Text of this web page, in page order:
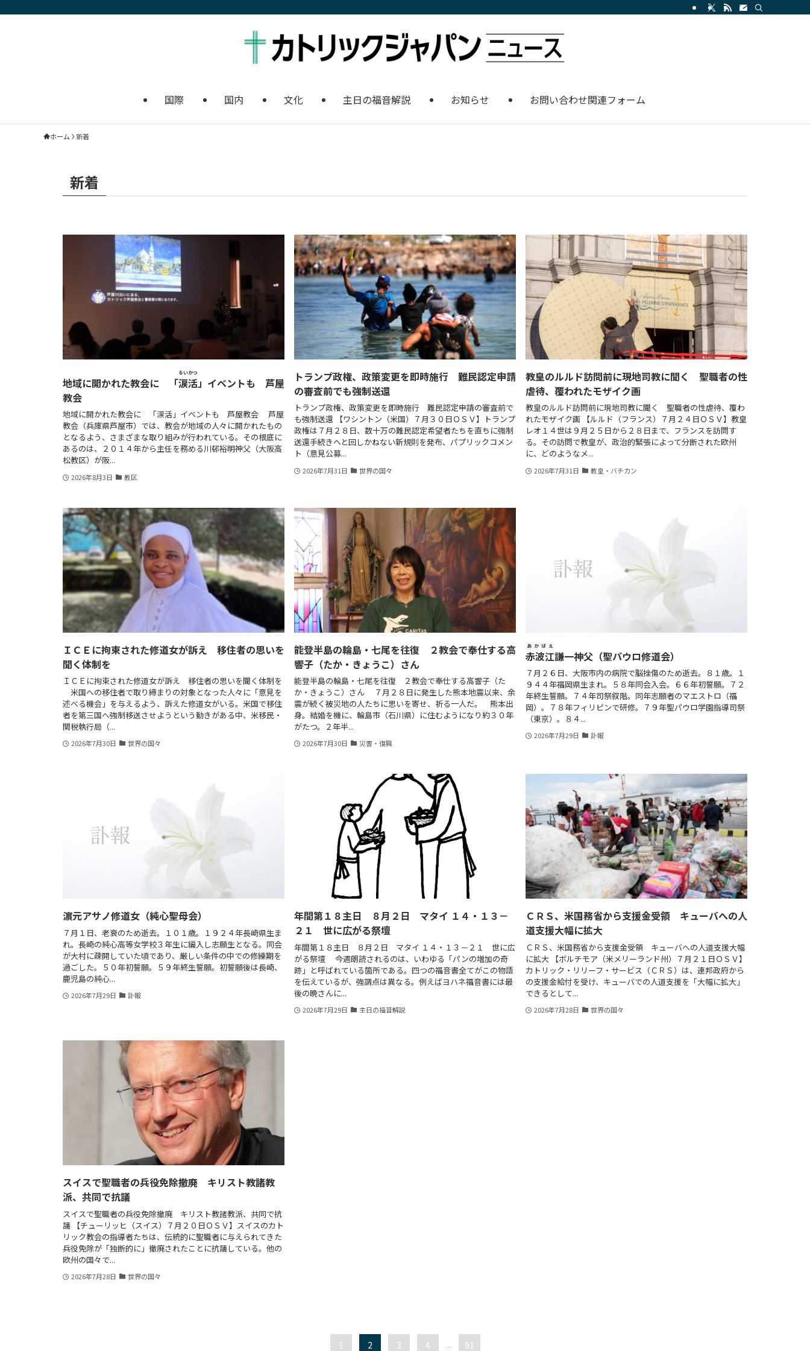
国際 国内 文化 主日の福音解説 お知らせ お問い合わせ関連フォーム
ホーム 新着
新着
地域に開かれた教会に 「涙活
るいかつ
」イベントも 芦屋
教会
地域に開かれた教会に 「涙活」イベントも 芦屋教会 芦屋
教会（兵庫県芦屋市）では、教会が地域の人々に開かれたもの
となるよう、さまざまな取り組みが行われている。その根底に
あるのは、２０１４年から主任を務める川邨裕明神父（大阪高
松教区）が阪...
2026年8月3日 教区
トランプ政権、政策変更を即時施行 難民認定申請
の審査前でも強制送還
トランプ政権、政策変更を即時施行 難民認定申請の審査前で
も強制送還 【ワシントン（米国）７月３０日ＯＳＶ】トランプ
政権は７月２８日、数十万の難民認定希望者たちを直ちに強制
送還手続きへと回しかねない新規則を発布、パプリックコメン
ト（意見公募...
2026年7月31日 世界の国々
教皇のルルド訪問前に現地司教に聞く 聖職者の性
虐待、覆われたモザイク画
教皇のルルド訪問前に現地司教に聞く 聖職者の性虐待、覆わ
れたモザイク画 【ルルド（フランス）７月２４日ＯＳＶ】教皇
レオ１４世は９月２５日から２８日まで、フランスを訪問す
る。その訪問で教皇が、政治的緊張によって分断された欧州
に、どのようなメ...
2026年7月31日 教皇・バチカン
ＩＣＥに拘束された修道女が訴え 移住者の思いを
聞く体制を
ＩＣＥに拘束された修道女が訴え 移住者の思いを聞く体制を
米国への移住者で取り締まりの対象となった人々に「意見を
述べる機会」を与えるよう、訴えた修道女がいる。米国で移住
者を第三国へ強制移送させようという動きがある中、米移民・
関税執行局（...
2026年7月30日 世界の国々
能登半島の輪島・七尾を往復 ２教会で奉仕する高
響子（たか・きょうこ）さん
能登半島の輪島・七尾を往復 ２教会で奉仕する高響子（た
か・きょうこ）さん ７月２８日に発生した熊本地震以来、余
震が続く被災地の人たちに思いを寄せ、祈る一人だ。 熊本出
身。結婚を機に、輪島市（石川県）に住むようになり約３０年
がたつ。２年半...
2026年7月30日 災害・復興
赤波江
あかばえ
謙一神父（聖パウロ修道会）
７月２６日、大阪市内の病院で脳挫傷のため逝去。８１歳。１
９４４年福岡県生まれ。５８年同会入会。６６年初誓願。７２
年終生誓願。７４年司祭叙階。同年志願者のマエストロ（福
岡）。７８年フィリピンで研修。７９年聖パウロ学園指導司祭
（東京）。８４...
2026年7月29日 訃報
濵元アサノ修道女（純心聖母会）
７月１日、老衰のため逝去。１０１歳。１９２４年長崎県生ま
れ。長崎の純心高等女学校３年生に編入し志願生となる。同会
が大村に疎開していた頃であり、厳しい条件の中での修練期を
過ごした。５０年初誓願。５９年終生誓願。初誓願後は長崎、
鹿児島の純心...
2026年7月29日 訃報
年間第１８主日 ８月２日 マタイ １４・１３－
２１ 世に広がる祭壇
年間第１８主日 ８月２日 マタイ １４・１３－２１ 世に広
がる祭壇 今週朗読されるのは、いわゆる「パンの増加の奇
跡」と呼ばれている箇所である。四つの福音書全てがこの物語
を伝えているが、強調点は異なる。例えばヨハネ福音書には最
後の晩さんに...
2026年7月29日 主日の福音解説
ＣＲＳ、米国務省から支援金受領 キューバへの人
道支援大幅に拡大
ＣＲＳ、米国務省から支援金受領 キューバへの人道支援大幅
に拡大 【ボルチモア（米メリーランド州）７月２１日ＯＳＶ】
カトリック・リリーフ・サービス（ＣＲＳ）は、連邦政府から
の支援金給付を受け、キューバでの人道支援を「大幅に拡大」
できるとして...
2026年7月28日 世界の国々
スイスで聖職者の兵役免除撤廃 キリスト教諸教
派、共同で抗議
スイスで聖職者の兵役免除撤廃 キリスト教諸教派、共同で抗
議 【チューリッヒ（スイス）７月２０日ＯＳＶ】スイスのカト
リック教会の指導者たちは、伝統的に聖職者に与えられてきた
兵役免除が「独断的に」撤廃されたことに抗議している。他の
欧州の国々で...
2026年7月28日 世界の国々
1 2 3 4 ... 91